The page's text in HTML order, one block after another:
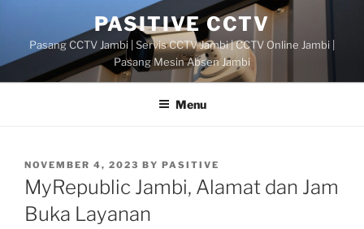
content
PASITIVE CCTV
Pasang CCTV Jambi | Servis CCTV Jambi | CCTV Online Jambi |
Pasang Mesin Absen Jambi
Menu
POSTED
ON
NOVEMBER 4, 2023 BY PASITIVE
MyRepublic Jambi, Alamat dan Jam
Buka Layanan